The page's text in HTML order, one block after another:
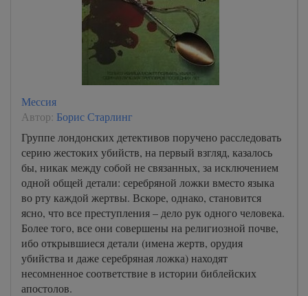
Мессия
Автор: Борис Старлинг
Группе лондонских детективов поручено расследовать
серию жестоких убийств, на первый взгляд, казалось
бы, никак между собой не связанных, за исключением
одной общей детали: серебряной ложки вместо языка
во рту каждой жертвы. Вскоре, однако, становится
ясно, что все преступления – дело рук одного человека.
Более того, все они совершены на религиозной почве,
ибо открывшиеся детали (имена жертв, орудия
убийства и даже серебряная ложка) находят
несомненное соответствие в истории библейских
апостолов.